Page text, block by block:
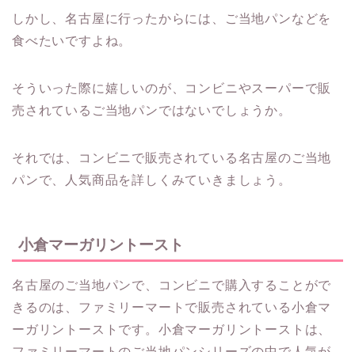
しかし、名古屋に行ったからには、ご当地パンなどを
食べたいですよね。
そういった際に嬉しいのが、コンビニやスーパーで販
売されているご当地パンではないでしょうか。
それでは、コンビニで販売されている名古屋のご当地
パンで、人気商品を詳しくみていきましょう。
小倉マーガリントースト
名古屋のご当地パンで、コンビニで購入することがで
きるのは、ファミリーマートで販売されている小倉マ
ーガリントーストです。小倉マーガリントーストは、